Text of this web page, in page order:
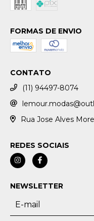
FORMAS DE ENVIO
CONTATO
(11) 94497-8074
Rua Jose Alves
REDES SOCIAIS
NEWSLETTER